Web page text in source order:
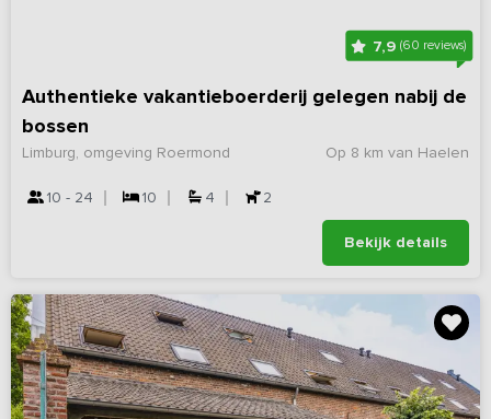
7,9 (60 reviews)
Authentieke vakantieboerderij gelegen nabij de
bossen
Op 8 km van Haelen
Limburg, omgeving Roermond
10 - 24 10 4 2
Bekijk details